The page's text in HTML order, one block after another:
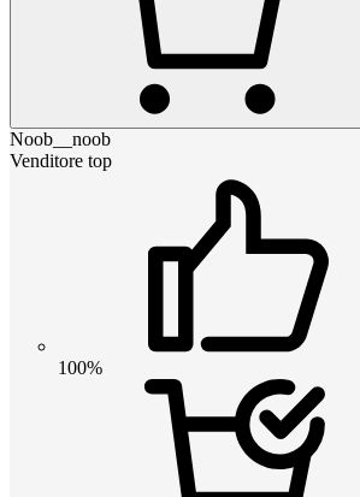
Noob__noob
Venditore top
100%